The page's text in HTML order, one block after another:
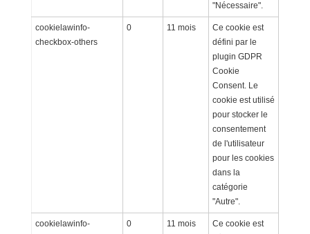
"Nécessaire".
cookielawinfo-
checkbox-others
0 11 mois
Ce cookie est
défini par le
plugin GDPR
Cookie
Consent. Le
cookie est utilisé
pour stocker le
consentement
de l'utilisateur
pour les cookies
dans la
catégorie
"Autre".
cookielawinfo-
0 11 mois
Ce cookie est